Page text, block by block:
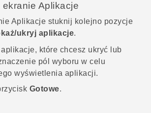
ekranie Aplikacje
Aplikacje stuknij kolejno pozycje
ukryj aplikacje.
które chcesz ukryć lub
pól wyboru w celu
wyświetlenia aplikacji.
Gotowe.